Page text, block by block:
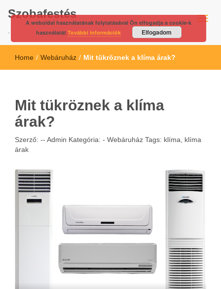
Szobafestés
Home / Webáruház / Mit tükröznek a klíma árak?
Mit tükröznek a klíma
árak?
Szerző: -- Admin Kategória: - Webáruház Tags: klíma
klíma
árak
A weboldal használatának folytatásával Ön elfogadja a cookie-k
használatát További információk Elfogadom